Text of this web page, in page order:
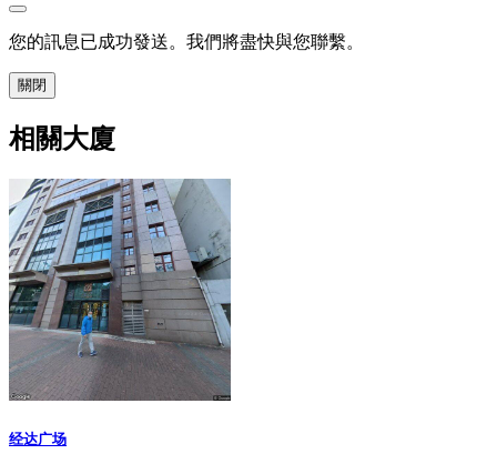
您的訊息已成功發送。我們將盡快與您聯繫。
關閉
相關大廈
经达广场